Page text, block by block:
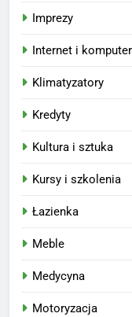
Imprezy
Internet i
Klimatyzatory
Kredyty
Kultura i sztuka
Kursy i szkolenia
Łazienka
Meble
Medycyna
Motoryzacja